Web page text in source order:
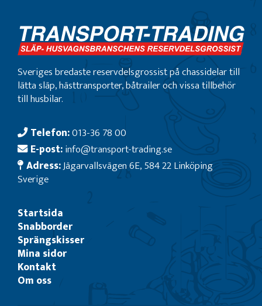
Sveriges bredaste reservdelsgrossist på chassidelar till
lätta släp, hästtransporter, båtrailer och vissa tillbehör
till husbilar.
Telefon:013-36 78 00
E-post:info@transport-trading.se
Adress:Jägarvallsvägen 6E, 584 22 Linköping
Sverige
Startsida
Snabborder
Sprängskisser
Mina sidor
Kontakt
Om oss